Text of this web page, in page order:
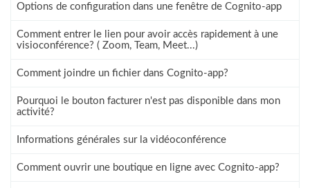
Options de configuration dans une fenêtre de Cognito-app
Comment entrer le lien pour avoir accès rapidement à une
visioconférence? ( Zoom, Team, Meet...)
Comment joindre un fichier dans Cognito-app?
Pourquoi le bouton facturer n'est pas disponible dans mon
activité?
Informations générales sur la vidéoconférence
Comment ouvrir une boutique en ligne avec Cognito-app?